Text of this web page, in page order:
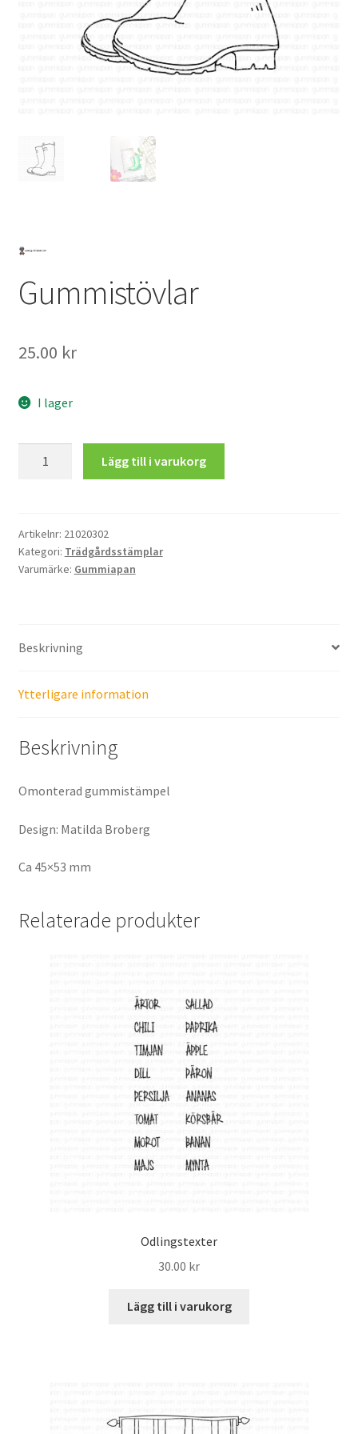
Gummistövlar
25.00 kr
I lager
Lägg till i varukorg
Artikelnr: 21020302
Kategori: Trädgårdsstämplar
Varumärke: Gummiapan
Beskrivning
Ytterligare information
Beskrivning
Omonterad gummistämpel
Design: Matilda Broberg
Ca 45×53 mm
Relaterade produkter
Odlingstexter
30.00 kr
Lägg till i varukorg